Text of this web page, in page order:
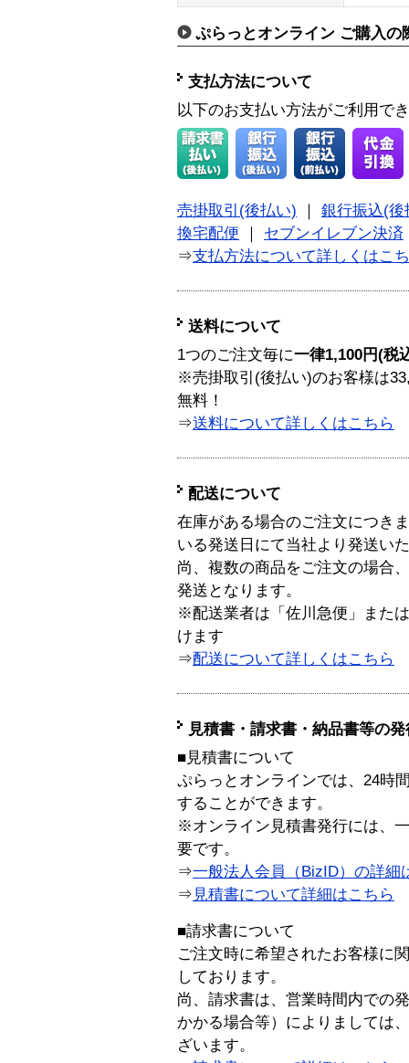
ぷらっとオンライン ご購入の
支払方法について
以下のお支払い方法がご利用で
売掛取引(後払い) ｜ 銀行振込(後
換宅配便 ｜ セブンイレブン決済
⇒支払方法について詳しくはこ
送料について
1つのご注文毎に一律1,100円(税
※売掛取引(後払い)のお客様は
無料！
⇒送料について詳しくはこちら
配送について
在庫がある場合のご注文につき
いる発送日にて当社より発送い
尚、複数の商品をご注文の場合
発送となります。
※配送業者は「佐川急便」また
けます
⇒配送について詳しくはこちら
見積書・請求書・納品書等の
■見積書について
ぷらっとオンラインでは、24時
することができます。
※オンライン見積書発行には、
要です。
⇒一般法人会員（BizID）の詳細
⇒ 見積書について詳細はこちら
■請求書について
ご注文時に希望されたお客様に
しております。
尚、請求書は、営業時間内での
かかる場合等）によりましては
ざいます。